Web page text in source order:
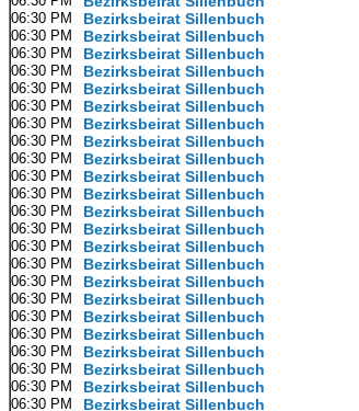
06:30 PM Bezirksbeirat Sillenbuch
06:30 PM Bezirksbeirat Sillenbuch
06:30 PM Bezirksbeirat Sillenbuch
06:30 PM Bezirksbeirat Sillenbuch
06:30 PM Bezirksbeirat Sillenbuch
06:30 PM Bezirksbeirat Sillenbuch
06:30 PM Bezirksbeirat Sillenbuch
06:30 PM Bezirksbeirat Sillenbuch
06:30 PM Bezirksbeirat Sillenbuch
06:30 PM Bezirksbeirat Sillenbuch
06:30 PM Bezirksbeirat Sillenbuch
06:30 PM Bezirksbeirat Sillenbuch
06:30 PM Bezirksbeirat Sillenbuch
06:30 PM Bezirksbeirat Sillenbuch
06:30 PM Bezirksbeirat Sillenbuch
06:30 PM Bezirksbeirat Sillenbuch
06:30 PM Bezirksbeirat Sillenbuch
06:30 PM Bezirksbeirat Sillenbuch
06:30 PM Bezirksbeirat Sillenbuch
06:30 PM Bezirksbeirat Sillenbuch
06:30 PM Bezirksbeirat Sillenbuch
06:30 PM Bezirksbeirat Sillenbuch
06:30 PM Bezirksbeirat Sillenbuch